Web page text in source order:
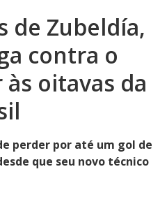
de Zubeldía,
contra o
oitavas da
perder por até um gol de
que seu novo técnico